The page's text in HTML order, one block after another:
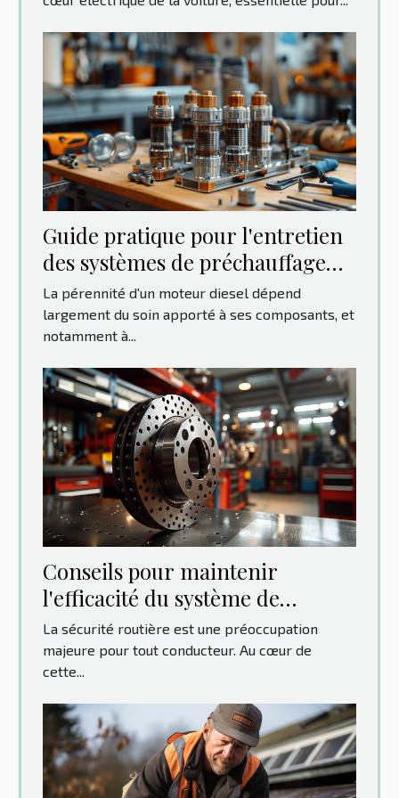
Guide pratique pour l'entretien
des systèmes de préchauffage
diesel
La pérennité d'un moteur diesel dépend
largement du soin apporté à ses composants, et
notamment à...
Conseils pour maintenir
l'efficacité du système de
freinage de votre véhicule
La sécurité routière est une préoccupation
majeure pour tout conducteur. Au cœur de
cette...